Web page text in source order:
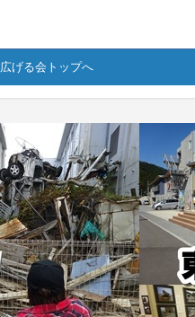
広げる会トップへ